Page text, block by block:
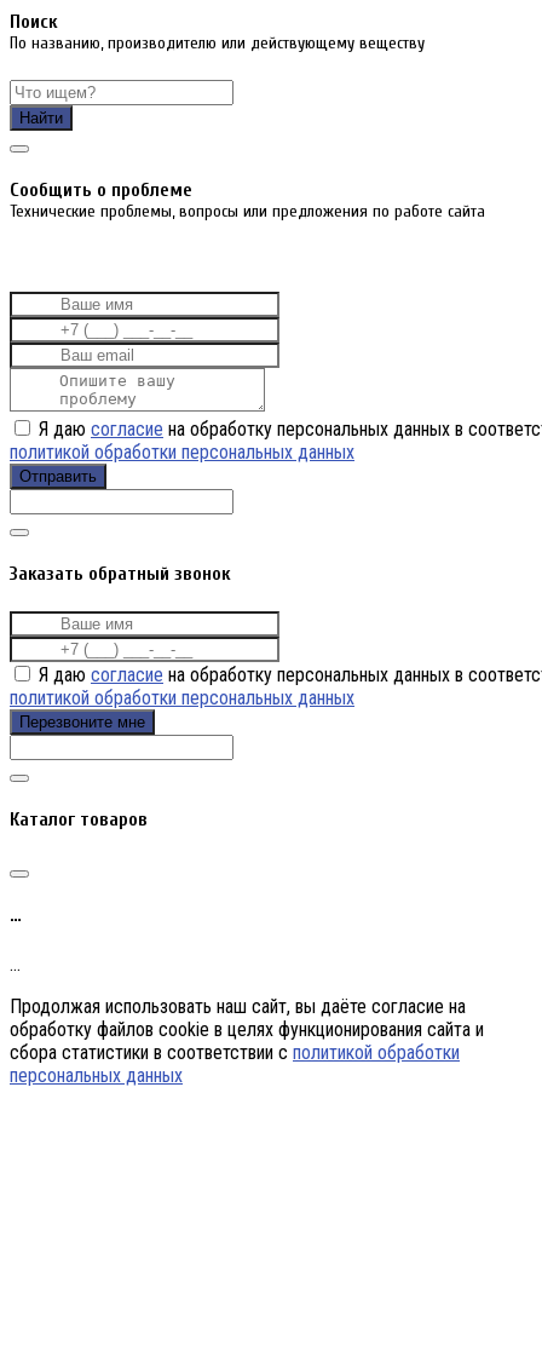
Поиск
По названию, производителю или действующему веществу
Найти
Cообщить о проблеме
Технические проблемы, вопросы или предложения по работе сайта
Я даю согласие на обработку персональных данных в
политикой обработки персональных данных
Отправить
Заказать обратный звонок
Я даю согласие на обработку персональных данных в
политикой обработки персональных данных
Перезвоните мне
Каталог товаров
…
…
Продолжая использовать наш сайт, вы даёте согласие на
обработку файлов cookie в целях функционирования сайта и
сбора статистики в соответствии с политикой обработки
персональных данных